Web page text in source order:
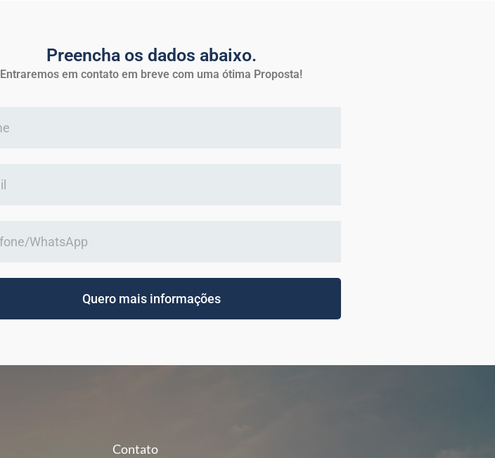
Preencha os dados abaixo.
Entraremos em contato em breve com uma ótima Proposta!
Quero mais informações
Contato